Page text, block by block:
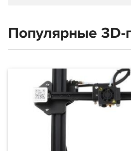
Популярные 3D-